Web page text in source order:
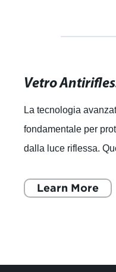
La tecnologia
fondamentale per
dalla luce riflessa.
Learn More